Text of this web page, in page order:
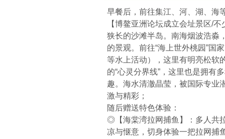
早餐后，前往集江、河、湖、海
【博鳌亚洲论坛成立会址景区/
狭长的沙滩半岛。南海烟波浩淼
的景观。前往“海上世外桃园”国
等水上活动），这里有明亮松软
的“心灵分界线”，这里也是拥有
趣。海水清澈晶莹，被国际专业
激与精彩；
随后赠送特色体验：
◎【海棠湾拉网捕鱼】：多人共
凉与惬意，切身体验一把拉网捕